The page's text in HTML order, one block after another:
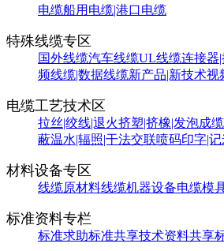
电缆船用电缆|港口电缆
特殊线缆专区
国外线缆汽车线缆UL线缆连接器
频线缆|数据线缆新产品|新技术视
电缆工艺技术区
拉丝|绞线|退火挤塑|挤橡|发泡成
蔽温水|辐照|干法交联喷码印字|
材料设备专区
线缆原材料线缆机器设备电缆模
标准资料专栏
标准求助标准共享技术资料共享